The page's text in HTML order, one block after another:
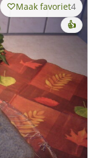
Maak favoriet4
👍